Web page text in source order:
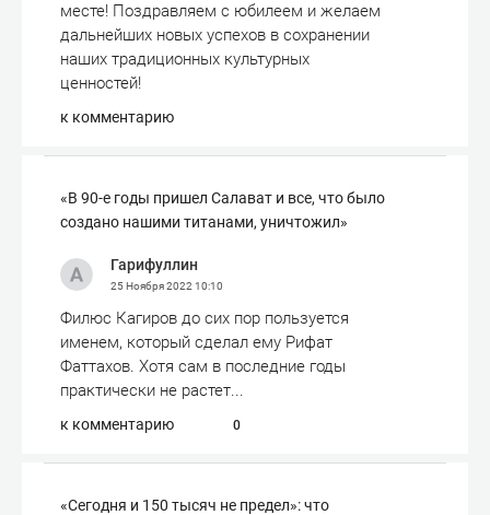
месте! Поздравляем с юбилеем и желаем
дальнейших новых успехов в сохранении
наших традиционных культурных
ценностей!
к комментарию
«В 90-е годы пришел Салават и все, что было
создано нашими титанами, уничтожил»
Гарифуллин
25 Ноября 2022 10:10
Филюс Кагиров до сих пор пользуется
именем, который сделал ему Рифат
Фаттахов. Хотя сам в последние годы
практически не растет...
к комментарию 0
«Сегодня и 150 тысяч не предел»: что